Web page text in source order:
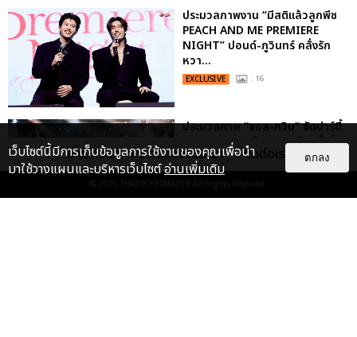
ประมวลภาพงาน “มีสติแล้วลูกพีช
PEACH AND ME PREMIERE
NIGHT” ปอนด์-ภูวินทร์ คลั่งรัก
หวา...
EXCLUSIVE : 16
ประมวลภาพ “จอส-กวิน” จัดปาร์ตี้
ริมหาดสุดฮอต ในคอนเสิร์ตครั้งยิ่ง
ใหญ่ “JOSS GAWIN HEAT ...
EXCLUSIVE
เกี่ยวกับเรา ติดต่อลงโฆษณา ติดต่อเรา
© 2026 THAITICKETMAJOR All Rights Reserved.
เว็บไซต์นี้มีการเก็บข้อมูลการใช้งานของคุณเพื่อนำ
มาใช้วางแผนและบริหารเว็บไซต์อ่านเพิ่มเติม
ตกลง